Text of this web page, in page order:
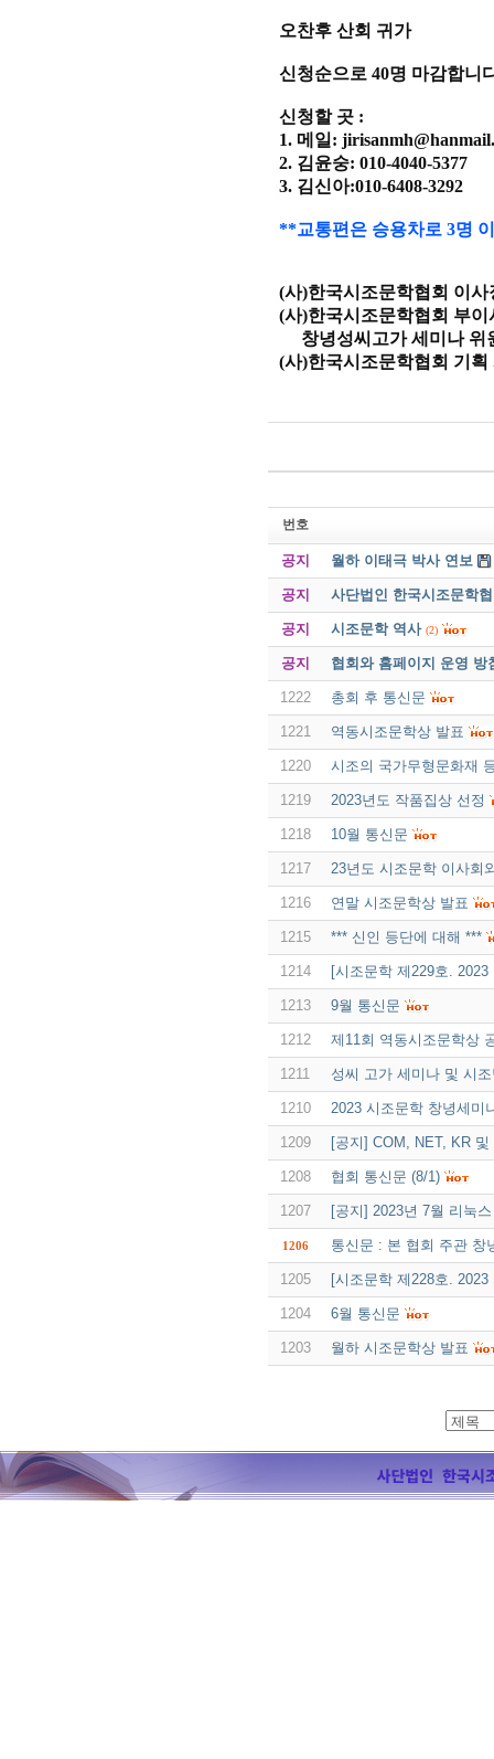
오찬후 산회 귀가
신청순으로 40명 마감합니
신청할 곳 :
1. 메일:
2. 김윤숭: 010-4040-5377
3. 김신아:010-6408-3292
**교통편은 승용차로 3명
(사)한국시조문학협회 이사
(사)한국시조문학협회 부
창녕성씨고가 세미나 위
(사)한국시조문학협회 기
번호
공지 월하 이태극 박사 연보
공지 사단법인 한국시조문학
공지 시조문학 역사 (2)
공지 협회와 홈페이지 운영 방
1222 총회 후 통신문
1221 역동시조문학상 발표
1220 시조의 국가무형문화재
1219 2023년도 작품집상 선정
1218 10월 통신문
1217 23년도 시조문학 이사회
1216 연말 시조문학상 발표
1215 *** 신인 등단에 대해 ***
1214 [시조문학 제229호.
1213 9월 통신문
1212 제11회 역동시조문학상
1211 성씨 고가 세미나 및 시
1210 2023 시조문학 창녕세미
1209 [공지] COM, NET, KR
1208 협회 통신문 (8/1)
1207 [공지] 2023년 7월 리눅
1206 통신문 : 본 협회 주관 창
1205 [시조문학 제228호.
1204 6월 통신문
1203 월하 시조문학상 발표